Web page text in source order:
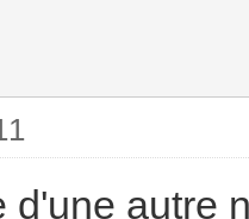
d'une autre